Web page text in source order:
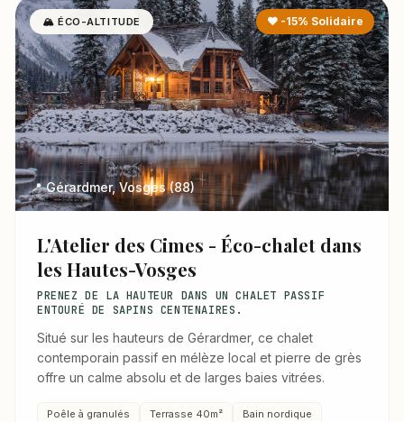
🏔 ÉCO-ALTITUDE ❤ -15% Solidaire
📍 Gérardmer, Vosges (88)
L'Atelier des Cimes - Éco-chalet dans
les Hautes-Vosges
PRENEZ DE LA HAUTEUR DANS UN CHALET PASSIF
ENTOURÉ DE SAPINS CENTENAIRES.
Situé sur les hauteurs de Gérardmer, ce chalet
contemporain passif en mélèze local et pierre de grès
offre un calme absolu et de larges baies vitrées.
Poêle à granulés Terrasse 40m² Bain nordique